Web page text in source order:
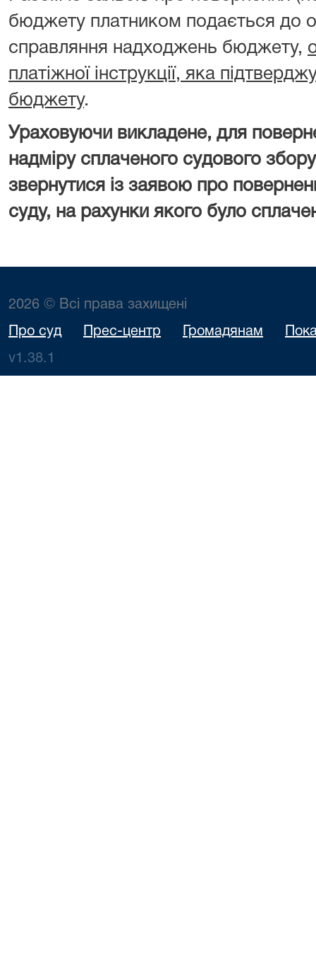
бюджету платником подається до
справляння надходжень бюджету,
платіжної інструкції, яка
бюджету.
Ураховуючи викладене, для
надміру сплаченого судового
звернутися із заявою про
суду, на рахунки якого було
2026 © Всі права захищені
Про суд Прес-центр Громадянам
v1.38.1